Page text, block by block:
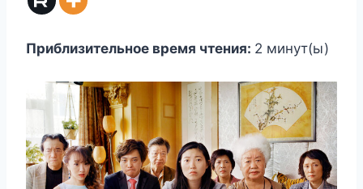
Приблизительное время чтения: 2 минут(ы)